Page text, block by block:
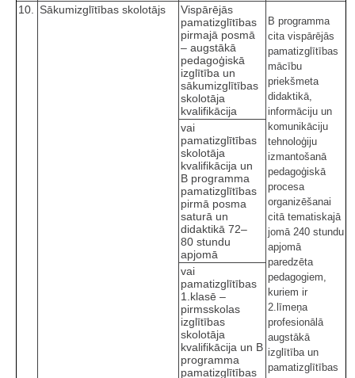
10.
Sākumizglītības skolotājs
Vispārējās
pamatizglītības
pirmajā posmā
– augstākā
pedagoģiskā
izglītība un
sākumizglītības
skolotāja
kvalifikācija
B programma
cita vispārējās
pamatizglītības
mācību
priekšmeta
didaktikā,
informāciju un
komunikāciju
tehnoloģiju
izmantošanā
pedagoģiskā
procesa
organizēšanai
citā tematiskajā
jomā 240 stundu
apjomā
paredzēta
pedagogiem,
kuriem ir
2.līmeņa
profesionālā
augstākā
izglītība un
pamatizglītības
vai
pamatizglītības
skolotāja
kvalifikācija un
B programma
pamatizglītības
pirmā posma
saturā un
didaktikā 72–
80 stundu
apjomā
vai
pamatizglītības
1.klasē –
pirmsskolas
izglītības
skolotāja
kvalifikācija un B
programma
pamatizglītības